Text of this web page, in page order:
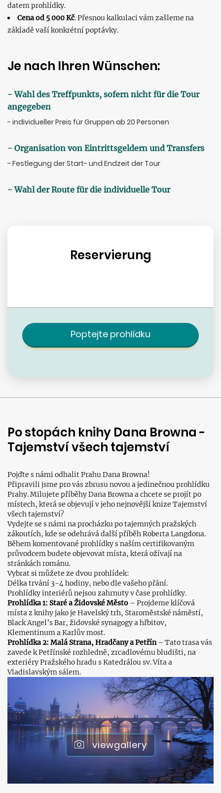
datem prohlídky.
Cena od 5 000 Kč. Přesnou kalkulaci vám zašleme na
základě vaší konkrétní poptávky.
Je nach Ihren Wünschen:
- Wahl des Treffpunkts, sofern nicht für die Tour
angegeben
- individueller Preis für Gruppen ab 20 Personen
- Organisation von Eintrittsgeldern und Transfers
- Festlegung der Start- und Endzeit der Tour
- Wahl der Route für die individuelle Tour
Reservierung
Poptejte prohlídku
Po stopách knihy Dana Browna -
Tajemství všech tajemství
Pojďte s námi odhalit Prahu Dana Browna!
Připravili jsme pro vás zbrusu novou a jedinečnou prohlídku
Prahy. Milujete příběhy Dana Browna a chcete se projít po
místech, která se objevují v jeho nejnovější knize Tajemství
všech tajemství?
Vydejte se s námi na procházku po tajemných pražských
zákoutích, kde se odehrává další příběh Roberta Langdona.
Během komentované prohlídky s naším certifikovaným
průvodcem budete objevovat místa, která ožívají na
stránkách románu.
Vybrat si můžete ze dvou prohlídek:
Délka trvání 3-4 hodiny, nebo dle vašeho přání.
Prohlídky interiérů nejsou zahrnuty v čase prohlídky.
Prohlídka 1: Staré a Židovské Město – Projdeme klíčová
místa z knihy jako je Havelský trh, Staroměstské náměstí,
Black Angel’s Bar, židovské synagogy a hřbitov,
Klementinum a Karlův most.
Prohlídka 2: Malá Strana, Hradčany a Petřín– Tato trasa vás
zavede k Petřínské rozhledně, zrcadlovému bludišti, na
exteriéry Pražského hradu s Katedrálou sv. Víta a
Vladislavským sálem.
viewgallery